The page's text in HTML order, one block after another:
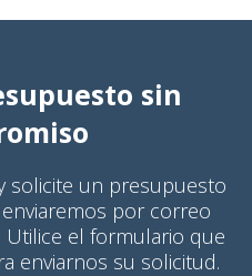
sin
solicite un presupuesto
por correo
el formulario que
enviarnos su solicitud.